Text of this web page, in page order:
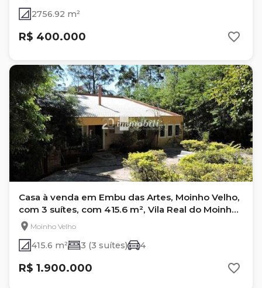
2756.92 m²
R$ 400.000
Casa à venda em Embu das Artes, Moinho Velho,
com 3 suítes, com 415.6 m², Vila Real do Moinho
VelhoMoinho Velho
415.6 m² 3 (3 suítes) 4
R$ 1.900.000